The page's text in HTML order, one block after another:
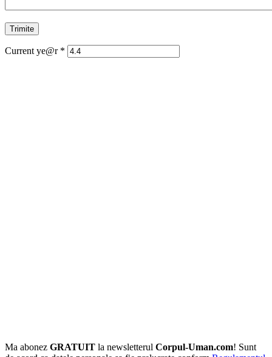
Current ye@r *
Ma abonez GRATUIT la newsletterul Corpul-Uman.com! Sunt